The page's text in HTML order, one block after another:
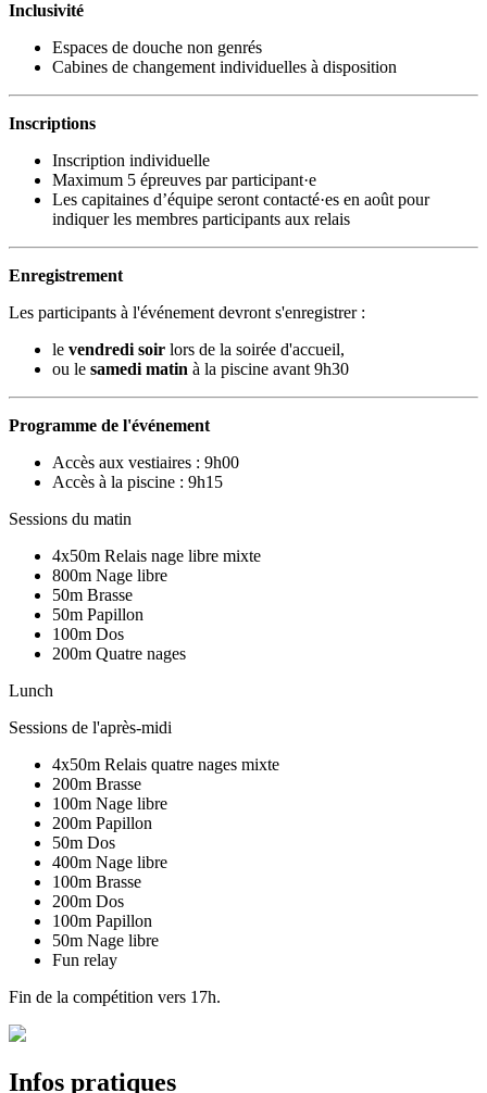
Inclusivité
Espaces de douche non genrés
Cabines de changement individuelles à disposition
Inscriptions
Inscription individuelle
Maximum 5 épreuves par participant·e
Les capitaines d’équipe seront contacté·es en août pour
indiquer les membres participants aux relais
Enregistrement
Les participants à l'événement devront s'enregistrer :
le vendredi soir lors de la soirée d'accueil,
ou le samedi matin à la piscine avant 9h30
Programme de l'événement
Accès aux vestiaires : 9h00
Accès à la piscine : 9h15
Sessions du matin
4x50m Relais nage libre mixte
800m Nage libre
50m Brasse
50m Papillon
100m Dos
200m Quatre nages
Lunch
Sessions de l'après-midi
4x50m Relais quatre nages mixte
200m Brasse
100m Nage libre
200m Papillon
50m Dos
400m Nage libre
100m Brasse
200m Dos
100m Papillon
50m Nage libre
Fun relay
Fin de la compétition vers 17h.
Infos pratiques